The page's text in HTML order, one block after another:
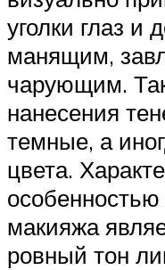
уголки глаз и
манящим,
чарующим.
нанесения
темные, а
цвета.
особенностью
макияжа
ровный тон